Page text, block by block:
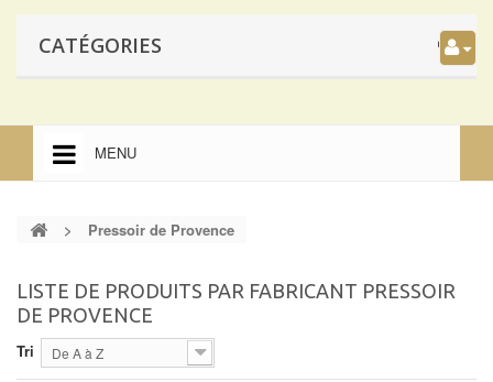
CATÉGORIES
MENU
ACCUEIL
MENTIONS LÉGALES
> Pressoir de Provence
LISTE DE PRODUITS PAR FABRICANT PRESSOIR
DE PROVENCE
Tri De A à Z